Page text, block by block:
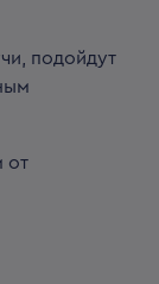
подойдут
от